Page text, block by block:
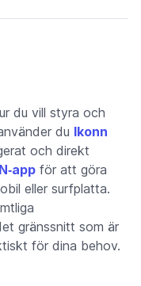
du vill styra och
du Ikonn
och direkt
för att göra
eller surfplatta.
gränssnitt som är
för dina behov.